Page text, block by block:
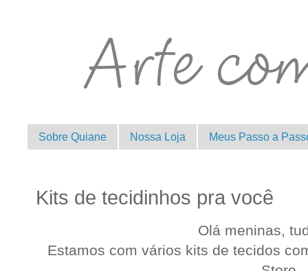
Sobre Quiane Nossa Loja Meus Passo a
Kits de tecidinhos pra você
Olá meninas,
Estamos com vários kits de tecidos